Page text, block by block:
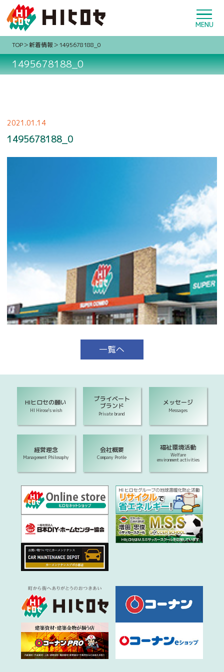
TOP 新着情報 1495678188_0
1495678188_0
2021.01.14
1495678188_0
一覧へ
HIヒロセの願い
HI Hirose's wish
プライベート
ブランド
Private brand
メッセージ
Messages
経営理念
Management Philosophy
会社概要
Company Profile
福祉環境活動
Welfare
environment activities